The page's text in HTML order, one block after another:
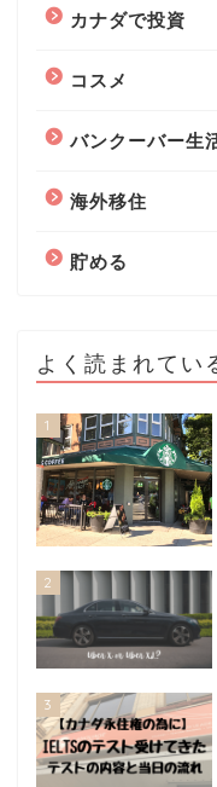
カナダで投資
コスメ
バンクーバー生
海外移住
貯める
よく読まれてい
1
2
3